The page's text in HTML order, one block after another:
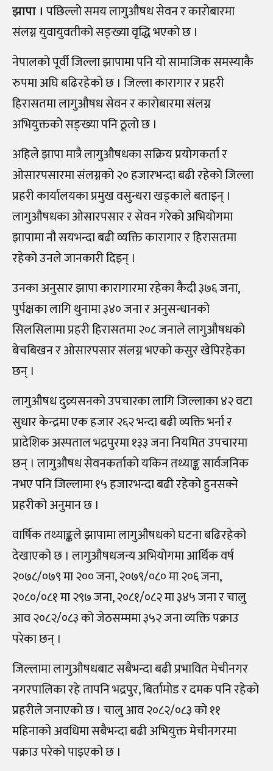
झापा । पछिल्लो समय लागुऔषध सेवन र कारोबारमा
संलग्न युवायुवतीको सङ्ख्या वृद्धि भएको छ ।
नेपालको पूर्वी जिल्ला झापामा पनि यो सामाजिक समस्याकै
रुपमा अघि बढिरहेको छ । जिल्ला कारागार र प्रहरी
हिरासतमा लागुऔषध सेवन र कारोबारमा संलग्न
अभियुक्तको सङ्ख्या पनि ठूलो छ ।
अहिले झापा मात्रै लागुऔषधका सक्रिय प्रयोगकर्ता र
ओसारपसारमा संलग्नको २० हजारभन्दा बढी रहेको जिल्ला
प्रहरी कार्यालयका प्रमुख वसुन्धरा खड्काले बताइन् ।
लागुऔषधका ओसारपसार र सेवन गरेको अभियोगमा
झापामा नौ सयभन्दा बढी व्यक्ति कारागार र हिरासतमा
रहेको उनले जानकारी दिइन् ।
उनका अनुसार झापा कारागारमा रहेका कैदी ३७६ जना,
पुर्पक्षका लागि थुनामा ३४० जना र अनुसन्धानको
सिलसिलामा प्रहरी हिरासतमा २०८ जनाले लागुऔषधको
बेचबिखन र ओसारपसार संलग्न भएको कसुर खेपिरहेका
छन् ।
लागुऔषध दुव्र्यसनको उपचारका लागि जिल्लाका ४२ वटा
सुधार केन्द्रमा एक हजार २६२ भन्दा बढी व्यक्ति भर्ना र
प्रादेशिक अस्पताल भद्रपुरमा १३३ जना नियमित उपचारमा
छन् । लागुऔषध सेवनकर्ताको यकिन तथ्याङ्क सार्वजनिक
नभए पनि जिल्लामा १५ हजारभन्दा बढी रहेको हुनसक्ने
प्रहरीको अनुमान छ ।
वार्षिक तथ्याङ्कले झापामा लागुऔषधको घटना बढिरहेको
देखाएको छ । लागुऔषधजन्य अभियोगमा आर्थिक वर्ष
२०७८/०७९ मा २०० जना, २०७९/०८० मा २०६ जना,
२०८०/०८१ मा २९७ जना, २०८१/०८२ मा ३४५ जना र चालु
आव २०८२/०८३ को जेठसम्ममा ३५२ जना व्यक्ति पक्राउ
परेका छन् ।
जिल्लामा लागुऔषधबाट सबैभन्दा बढी प्रभावित मेचीनगर
नगरपालिका रहे तापनि भद्रपुर, बिर्तामोड र दमक पनि रहेको
प्रहरीले जनाएको छ । चालु आव २०८२/०८३ को ११
महिनाको अवधिमा सबैभन्दा बढी अभियुक्त मेचीनगरमा
पक्राउ परेको पाइएको छ ।